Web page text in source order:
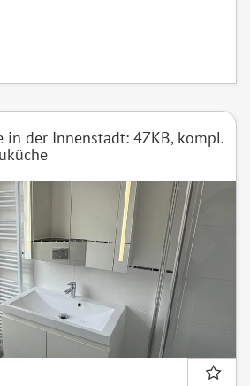
in der Innenstadt: 4ZKB, kompl.